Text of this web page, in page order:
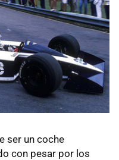
ser un coche
con pesar por los